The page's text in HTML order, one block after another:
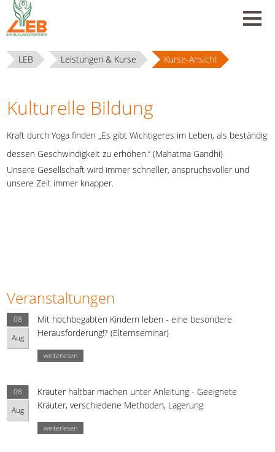
LEB Leistungen & Kurse Kurse-Ansicht
Kulturelle Bildung
Kraft durch Yoga finden „Es gibt Wichtigeres im Leben, als beständig
dessen Geschwindigkeit zu erhöhen.“ (Mahatma Gandhi)
Unsere Gesellschaft wird immer schneller, anspruchsvoller und
unsere Zeit immer knapper.
Veranstaltungen
08
Aug
Mit hochbegabten Kindern leben - eine besondere
Herausforderung!? (Elternseminar)
weiterlesen
08
Aug
Kräuter haltbar machen unter Anleitung - Geeignete
Kräuter, verschiedene Methoden, Lagerung
weiterlesen